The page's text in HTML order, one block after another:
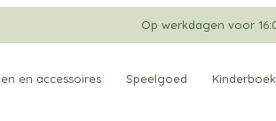
Op werkdagen voor
en accessoires Speelgoed